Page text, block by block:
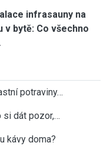
infrasauny na
v bytě: Co všechno
potraviny…
si dát pozor,…
kávy doma?